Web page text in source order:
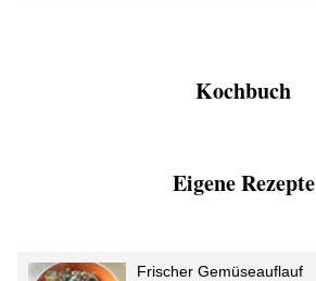
Kochbuch
Eigene Rezepte
Frischer Gemüseauflauf